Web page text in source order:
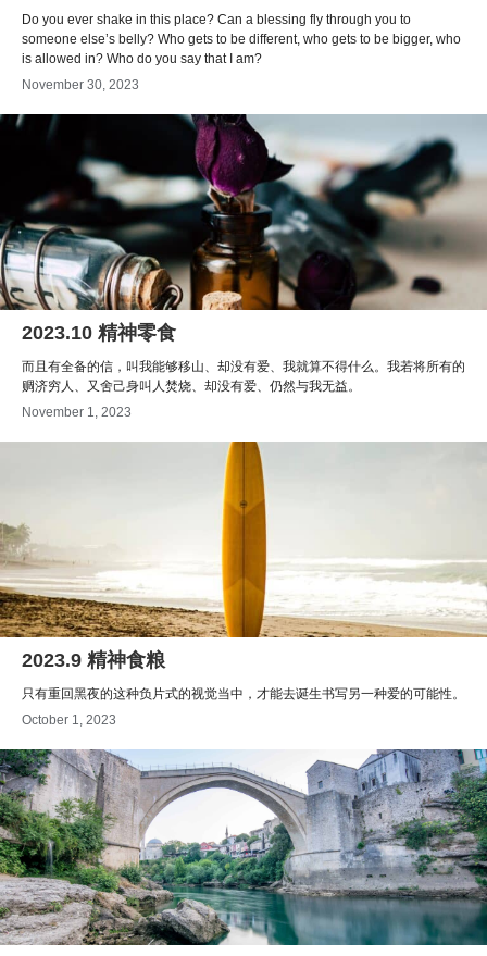
Do you ever shake in this place? Can a blessing fly through you to
someone else’s belly? Who gets to be different, who gets to be bigger, who
is allowed in? Who do you say that I am?
November 30, 2023
2023.10 精神零食
而且有全备的信，叫我能够移山、却没有爱、我就算不得什么。我若将所有的
赒济穷人、又舍己身叫人焚烧、却没有爱、仍然与我无益。
November 1, 2023
2023.9 精神食粮
只有重回黑夜的这种负片式的视觉当中，才能去诞生书写另一种爱的可能性。
October 1, 2023